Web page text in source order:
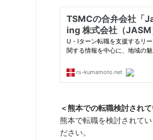
＜熊本での転職検討され
熊本で転職を検討されて
ださい。